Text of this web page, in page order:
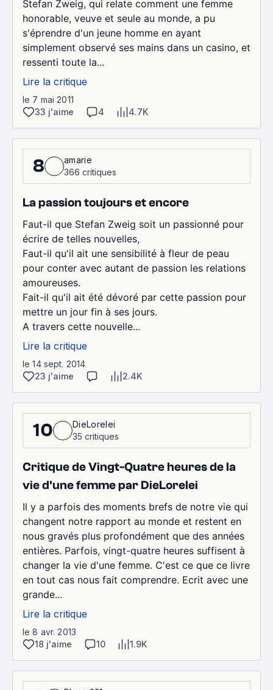
Stefan Zweig, qui relate comment une femme
honorable, veuve et seule au monde, a pu
s'éprendre d'un jeune homme en ayant
simplement observé ses mains dans un casino, et
ressenti toute la...
Lire la critique
le 7 mai 2011
33 j'aime
4 4.7K
8
amarie
366 critiques
La passion toujours et encore
Faut-il que Stefan Zweig soit un passionné pour
écrire de telles nouvelles,
Faut-il qu'il ait une sensibilité à fleur de peau
pour conter avec autant de passion les relations
amoureuses.
Fait-il qu'il ait été dévoré par cette passion pour
mettre un jour fin à ses jours.
A travers cette nouvelle...
Lire la critique
le 14 sept. 2014
23 j'aime
2.4K
10
DieLorelei
35 critiques
Critique de Vingt-Quatre heures de la
vie d'une femme par DieLorelei
Il y a parfois des moments brefs de notre vie qui
changent notre rapport au monde et restent en
nous gravés plus profondément que des années
entières. Parfois, vingt-quatre heures suffisent à
changer la vie d'une femme. C'est ce que ce livre
en tout cas nous fait comprendre. Ecrit avec une
grande...
Lire la critique
le 8 avr. 2013
18 j'aime
10 1.9K